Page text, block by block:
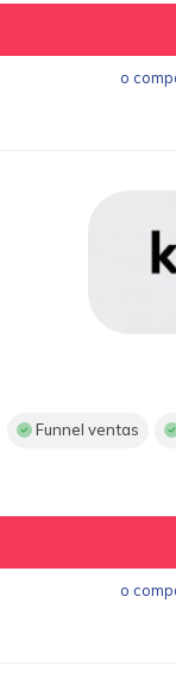
o
Funnel ventas
o